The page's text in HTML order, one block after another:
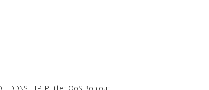
DDNS, FTP, IP Filter, QoS, Bonjour